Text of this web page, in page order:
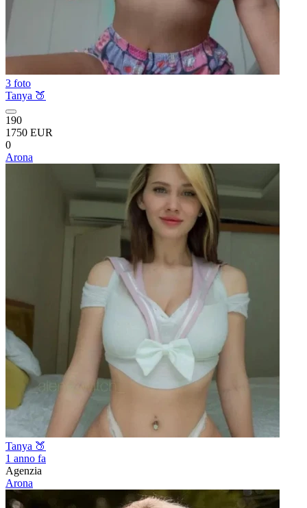
3 foto
Tanya 🍑
190
1750 EUR
0
Arona
Tanya 🍑
1 anno fa
Agenzia
Arona